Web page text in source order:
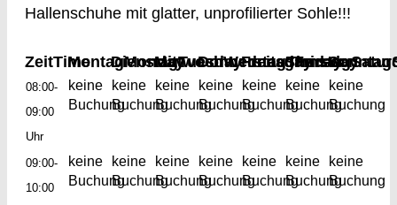
Hallenschuhe mit glatter, unprofilierter Sohle!!!
ZeitTime
MontagMonday
DienstagTuesday
MittwochWednesday
DonnerstagThursday
FreitagFriday
SamstagSonntag
08:00-
09:00
Uhr
keine
Buchung
keine
Buchung
keine
Buchung
keine
Buchung
keine
Buchung
keine
Buchung
keine
Buchung
09:00-
10:00
keine
Buchung
keine
Buchung
keine
Buchung
keine
Buchung
keine
Buchung
keine
Buchung
keine
Buchung